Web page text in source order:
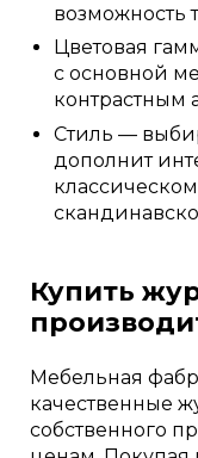
возможность
Цветовая
с основной
контрастным
Стиль —
дополнит
Купить
Мебельная
качественные
собственного